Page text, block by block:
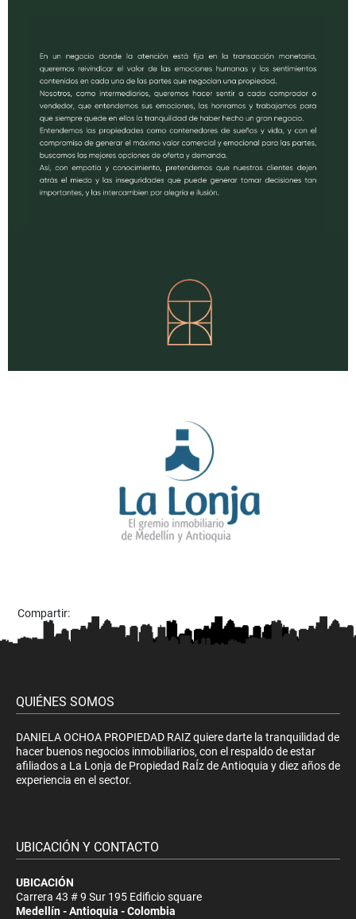
Compartir:
QUIÉNES SOMOS
DANIELA OCHOA PROPIEDAD RAIZ quiere darte la tranquilidad de
hacer buenos negocios inmobiliarios, con el respaldo de estar
afiliados a La Lonja de Propiedad RaÍz de Antioquia y diez años de
experiencia en el sector.
UBICACIÓN Y CONTACTO
UBICACIÓN
Carrera 43 # 9 Sur 195 Edificio square
Medellín - Antioquia - Colombia